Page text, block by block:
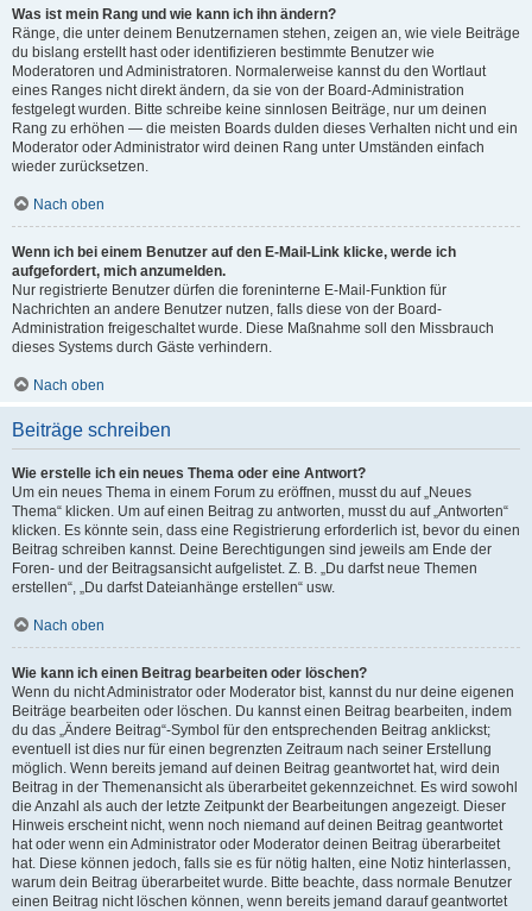
Was ist mein Rang und wie kann ich ihn ändern?
Ränge, die unter deinem Benutzernamen stehen, zeigen an, wie viele Beiträge
du bislang erstellt hast oder identifizieren bestimmte Benutzer wie
Moderatoren und Administratoren. Normalerweise kannst du den Wortlaut
eines Ranges nicht direkt ändern, da sie von der Board-Administration
festgelegt wurden. Bitte schreibe keine sinnlosen Beiträge, nur um deinen
Rang zu erhöhen — die meisten Boards dulden dieses Verhalten nicht und ein
Moderator oder Administrator wird deinen Rang unter Umständen einfach
wieder zurücksetzen.
Nach oben
Wenn ich bei einem Benutzer auf den E-Mail-Link klicke, werde ich
aufgefordert, mich anzumelden.
Nur registrierte Benutzer dürfen die foreninterne E-Mail-Funktion für
Nachrichten an andere Benutzer nutzen, falls diese von der Board-
Administration freigeschaltet wurde. Diese Maßnahme soll den Missbrauch
dieses Systems durch Gäste verhindern.
Nach oben
Beiträge schreiben
Wie erstelle ich ein neues Thema oder eine Antwort?
Um ein neues Thema in einem Forum zu eröffnen, musst du auf „Neues
Thema“ klicken. Um auf einen Beitrag zu antworten, musst du auf „Antworten“
klicken. Es könnte sein, dass eine Registrierung erforderlich ist, bevor du einen
Beitrag schreiben kannst. Deine Berechtigungen sind jeweils am Ende der
Foren- und der Beitragsansicht aufgelistet. Z. B. „Du darfst neue Themen
erstellen“, „Du darfst Dateianhänge erstellen“ usw.
Nach oben
Wie kann ich einen Beitrag bearbeiten oder löschen?
Wenn du nicht Administrator oder Moderator bist, kannst du nur deine eigenen
Beiträge bearbeiten oder löschen. Du kannst einen Beitrag bearbeiten, indem
du das „Ändere Beitrag“-Symbol für den entsprechenden Beitrag anklickst;
eventuell ist dies nur für einen begrenzten Zeitraum nach seiner Erstellung
möglich. Wenn bereits jemand auf deinen Beitrag geantwortet hat, wird dein
Beitrag in der Themenansicht als überarbeitet gekennzeichnet. Es wird sowohl
die Anzahl als auch der letzte Zeitpunkt der Bearbeitungen angezeigt. Dieser
Hinweis erscheint nicht, wenn noch niemand auf deinen Beitrag geantwortet
hat oder wenn ein Administrator oder Moderator deinen Beitrag überarbeitet
hat. Diese können jedoch, falls sie es für nötig halten, eine Notiz hinterlassen,
warum dein Beitrag überarbeitet wurde. Bitte beachte, dass normale Benutzer
einen Beitrag nicht löschen können, wenn bereits jemand darauf geantwortet